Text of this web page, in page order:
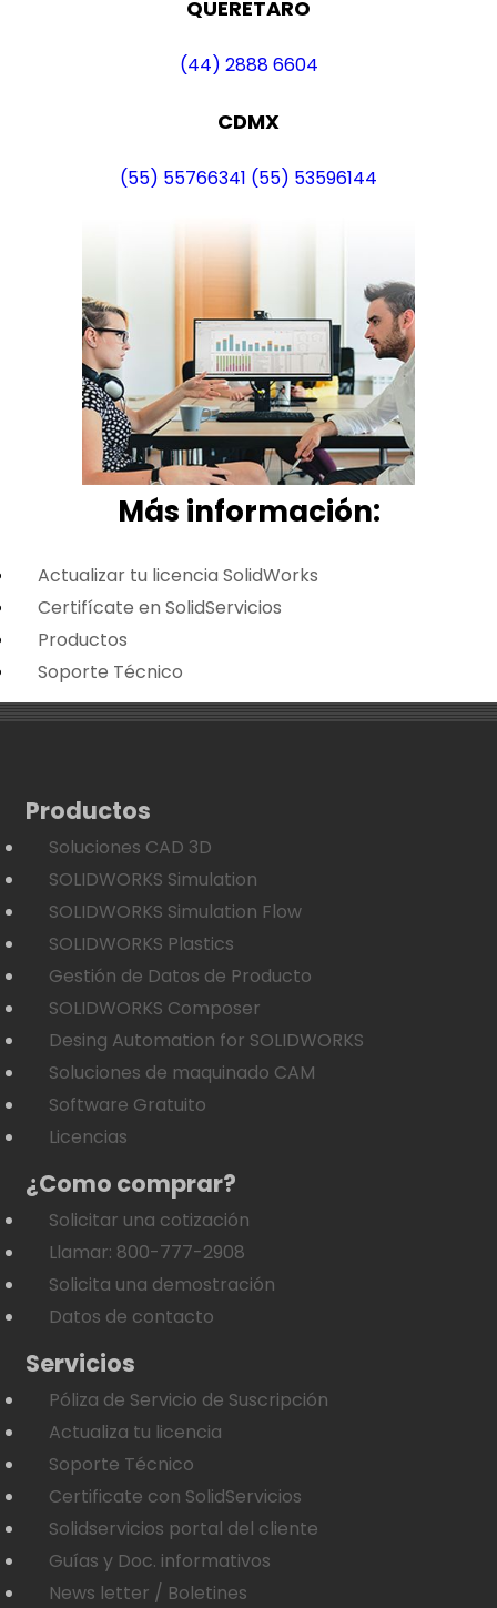
QUERETARO
(44) 2888 6604
CDMX
(55) 55766341 (55) 53596144
Más información:
Actualizar tu licencia SolidWorks
Certifícate en SolidServicios
Productos
Soporte Técnico
Productos
Soluciones CAD 3D
SOLIDWORKS Simulation
SOLIDWORKS Simulation Flow
SOLIDWORKS Plastics
Gestión de Datos de Producto
SOLIDWORKS Composer
Desing Automation for SOLIDWORKS
Soluciones de maquinado CAM
Software Gratuito
Licencias
¿Como comprar?
Solicitar una cotización
Llamar: 800-777-2908
Solicita una demostración
Datos de contacto
Servicios
Póliza de Servicio de Suscripción
Actualiza tu licencia
Soporte Técnico
Certificate con SolidServicios
Solidservicios portal del cliente
Guías y Doc. informativos
News letter / Boletines